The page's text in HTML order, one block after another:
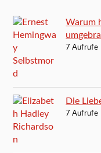
Warum
7 Aufrufe
Die
7 Aufrufe